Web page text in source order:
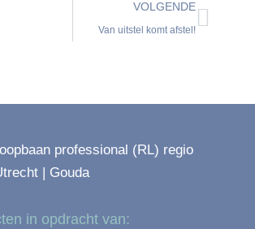
VOLGENDE
Van uitstel komt afstel!
in opdracht van: